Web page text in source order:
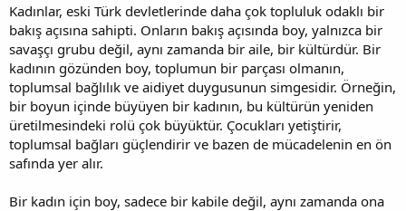
Kadınlar, eski Türk devletlerinde daha çok topluluk odaklı bir
bakış açısına sahipti. Onların bakış açısında boy, yalnızca bir
savaşçı grubu değil, aynı zamanda bir aile, bir kültürdür. Bir
kadının gözünden boy, toplumun bir parçası olmanın,
toplumsal bağlılık ve aidiyet duygusunun simgesidir. Örneğin,
bir boyun içinde büyüyen bir kadının, bu kültürün yeniden
üretilmesindeki rolü çok büyüktür. Çocukları yetiştirir,
toplumsal bağları güçlendirir ve bazen de mücadelenin en ön
safında yer alır.
Bir kadın için boy, sadece bir kabile değil, aynı zamanda ona